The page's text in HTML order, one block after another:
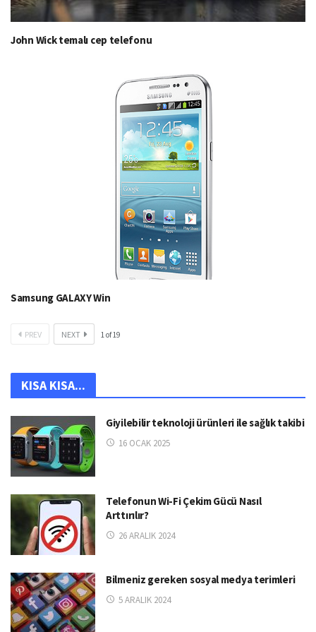
John Wick temalı cep telefonu
Samsung GALAXY Win
PREV NEXT 1of19
KISA KISA...
Giyilebilir teknoloji ürünleri ile sağlık takibi
16 OCAK 2025
Telefonun Wi-Fi Çekim Gücü Nasıl
Arttırılır?
26 ARALIK 2024
Bilmeniz gereken sosyal medya terimleri
5 ARALIK 2024